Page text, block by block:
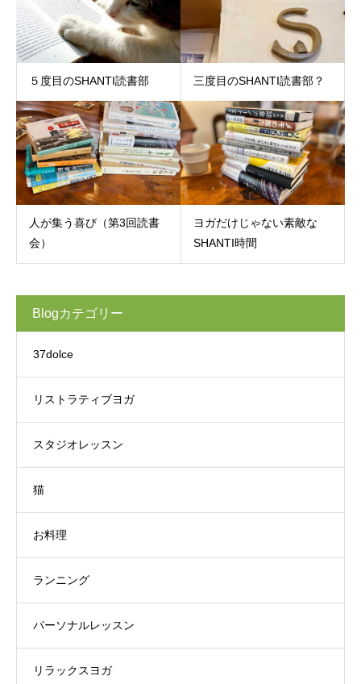
５度目のSHANTI読書部 三度目のSHANTI読書部？
人が集う喜び（第3回読書
会）
ヨガだけじゃない素敵な
SHANTI時間
Blogカテゴリー
37dolce
リストラティブヨガ
スタジオレッスン
猫
お料理
ランニング
パーソナルレッスン
リラックスヨガ